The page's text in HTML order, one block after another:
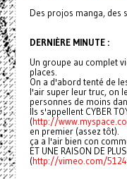
Des projos manga, des
DERNIÈRE MINUTE :
Un groupe au complet
places.
On a d'abord tenté de
l'air super leur truc, on
personnes de moins
Ils s'appellent CYBER
(http://
en premier (assez tôt).
ça a l'air bien con
ET UNE RAISON DE
(http://vimeo.com/